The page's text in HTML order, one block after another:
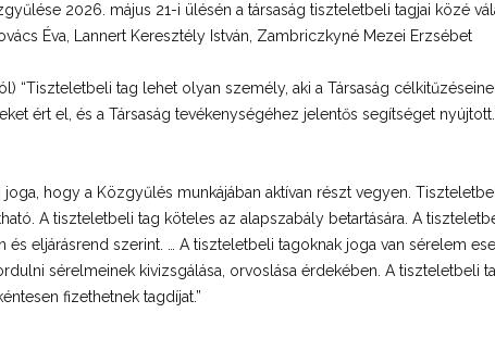
2026. május 21-i ülésén a társaság tiszteletbeli tagjai közé
Éva, Lannert Keresztély István, Zambriczkyné Mezei Erzsébet
“Tiszteletbeli tag lehet olyan személy, aki a Társaság
ért el, és a Társaság tevékenységéhez jelentős segítséget
hogy a Közgyűlés munkájában aktívan részt vegyen.
A tiszteletbeli tag köteles az alapszabály betartására. A
eljárásrend szerint. … A tiszteletbeli tagoknak joga van sérelem
sérelmeinek kivizsgálása, orvoslása érdekében. A tiszteletbeli
fizethetnek tagdíjat.”